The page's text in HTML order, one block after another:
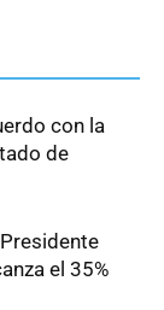
con la
de
el 35%